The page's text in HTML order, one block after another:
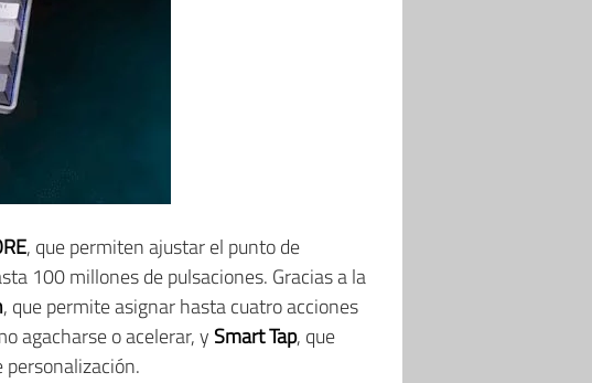
, que permiten ajustar el punto de
100 millones de pulsaciones. Gracias a la
, que permite asignar hasta cuatro acciones
agacharse o acelerar, y Smart Tap, que